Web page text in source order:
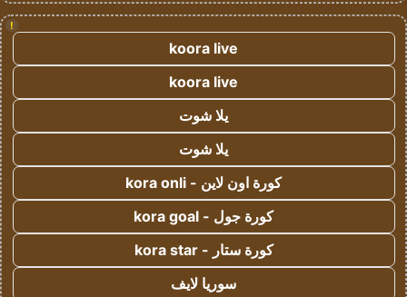
!
koora live
koora live
يلا شوت
يلا شوت
كورة اون لاين - kora onli
كورة جول - kora goal
كورة ستار - kora star
سوريا لايف